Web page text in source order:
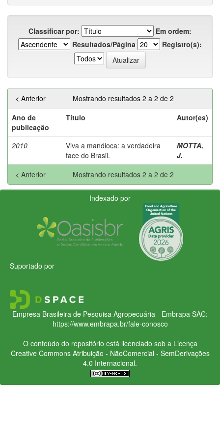
Classificar por:
Em ordem:
Resultados/Página
Registro(s):
Mostrando resultados 2 a 2 de 2
< Anterior
Ano de
publicação
Título Autor(es)
2010
Viva a mandioca: a verdadeira
face do Brasil.
MOTTA,
J.
Mostrando resultados 2 a 2 de 2
< Anterior
Indexado por
Suportado por
Empresa Brasileira de Pesquisa Agropecuária - Embrapa SAC:
https://www.embrapa.br/fale-conosco
O conteúdo do repositório está licenciado sob a Licença
Creative CommonsAtribuição - NãoComercial - SemDerivações
4.0 Internacional.